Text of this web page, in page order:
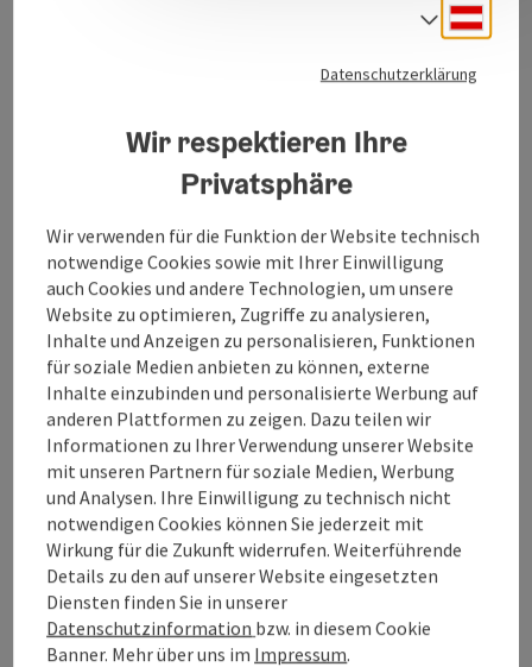
„Die G(K)unst der Heimatforschung – was war oder
Geschichtsschreibung.
Heimatforscher:innen und Regionalmuseen bewahren
Alltagsgeschichte, stärken regionale Identität und
Stimmen von unten. Bei der communale oö 2026
entsteht an 10 Mut-Orten ein unterhaltsames
Bühnen- und Gesprächsformat rund um den
Bauernkrieg von 1626, begleitet von Sigi Kristöfl. Es
macht historische Zusammenhänge verständlich,
würdigt die Arbeit der Heimatforschung und lädt das
Publikum ein, lokale Geschichte neu zu entdecken.
Ein Projekt der communale oö 2026.
Kontakt
Veranstaltungsort
Datenschutzerklärung
Wir respektieren Ihre
Privatsphäre
Wir verwenden für die Funktion der Website technisch
notwendige Cookies sowie mit Ihrer Einwilligung
auch Cookies und andere Technologien, um unsere
Website zu optimieren, Zugriffe zu analysieren,
Inhalte und Anzeigen zu personalisieren, Funktionen
für soziale Medien anbieten zu können, externe
Inhalte einzubinden und personalisierte Werbung auf
anderen Plattformen zu zeigen. Dazu teilen wir
Informationen zu Ihrer Verwendung unserer Website
mit unseren Partnern für soziale Medien, Werbung
und Analysen. Ihre Einwilligung zu technisch nicht
notwendigen Cookies können Sie jederzeit mit
Wirkung für die Zukunft widerrufen. Weiterführende
Details zu den auf unserer Website eingesetzten
Diensten finden Sie in unserer
Datenschutzinformation bzw. in diesem Cookie
Banner. Mehr über uns im Impressum.